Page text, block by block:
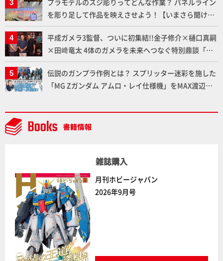
ト」セット情報もお届け！【超合金の魂】
を彫り足して作品を映えさせよう！【いまさら聞けな
いプラモデルの基礎：スジ彫りとパネルライン】
平成ガメラ3監督、ついに初集結!!金子修介×樋口真嗣
×田﨑竜太 4体のガメラを未来へつなぐ特別鼎談「ガ
メラ永久保存化プロジェクト FINAL」
伝説のガンプラ作例とは？ スプリッター迷彩を施した
「MG Zガンダム アムロ・レイ仕様機」をMAX渡辺が
雑誌購入
月刊ホビージャパン
2026年9月号